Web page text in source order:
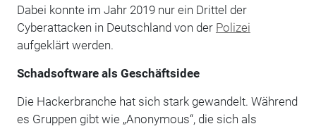
Dabei konnte im Jahr 2019 nur ein Drittel der
Cyberattacken in Deutschland von der Polizei
aufgeklärt werden.
Schadsoftware als Geschäftsidee
Die Hackerbranche hat sich stark gewandelt. Während
es Gruppen gibt wie „Anonymous“, die sich als